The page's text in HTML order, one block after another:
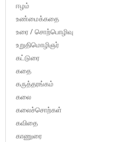
ஈழம்
உண்மைக்கதை
உரை / சொற்பொழிவு
உறுதிமொழிஞர்
கட்டுரை
கதை
கருத்தரங்கம்
கலை
கலைச்சொற்கள்
கவிதை
காணுரை